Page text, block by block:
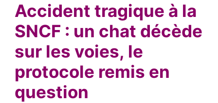
Accident tragique à la
SNCF : un chat décède
sur les voies, le
protocole remis en
question